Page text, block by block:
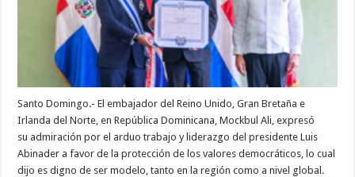
valores
democráticos
del
presidente
Abinader
deben
ser
modelo
en
la
región
y
nivel
global
Santo Domingo.- El embajador del Reino Unido, Gran Bretaña e
Irlanda del Norte, en República Dominicana, Mockbul Ali, expresó
su admiración por el arduo trabajo y liderazgo del presidente Luis
Abinader a favor de la protección de los valores democráticos, lo cual
dijo es digno de ser modelo, tanto en la región como a nivel global.